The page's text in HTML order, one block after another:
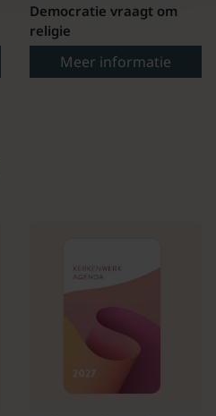
Democratie vraagt om
religie
Meer informatie